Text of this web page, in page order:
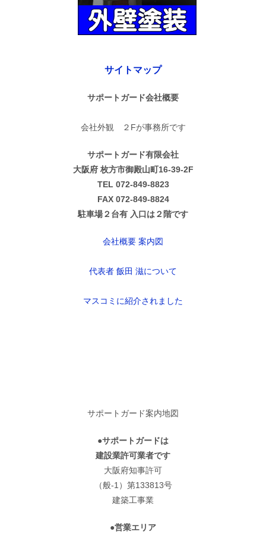
サイトマップ
サポートガード会社概要
会社外観 ２Fが事務所です
サポートガード有限会社
大阪府 枚方市御殿山町16-39-2F
TEL 072-849-8823
FAX 072-849-8824
駐車場２台有 入口は２階です
会社概要 案内図
代表者 飯田 滋について
マスコミに紹介されました
サポートガード案内地図
●サポートガードは
建設業許可業者です
大阪府知事許可
（般-1）第133813号
建築工事業
●営業エリア